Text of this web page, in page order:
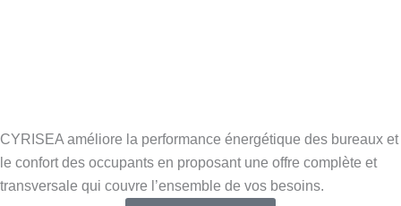
CYRISEA améliore la performance énergétique des bureaux et
le confort des occupants en proposant une offre complète et
transversale qui couvre l’ensemble de vos besoins.